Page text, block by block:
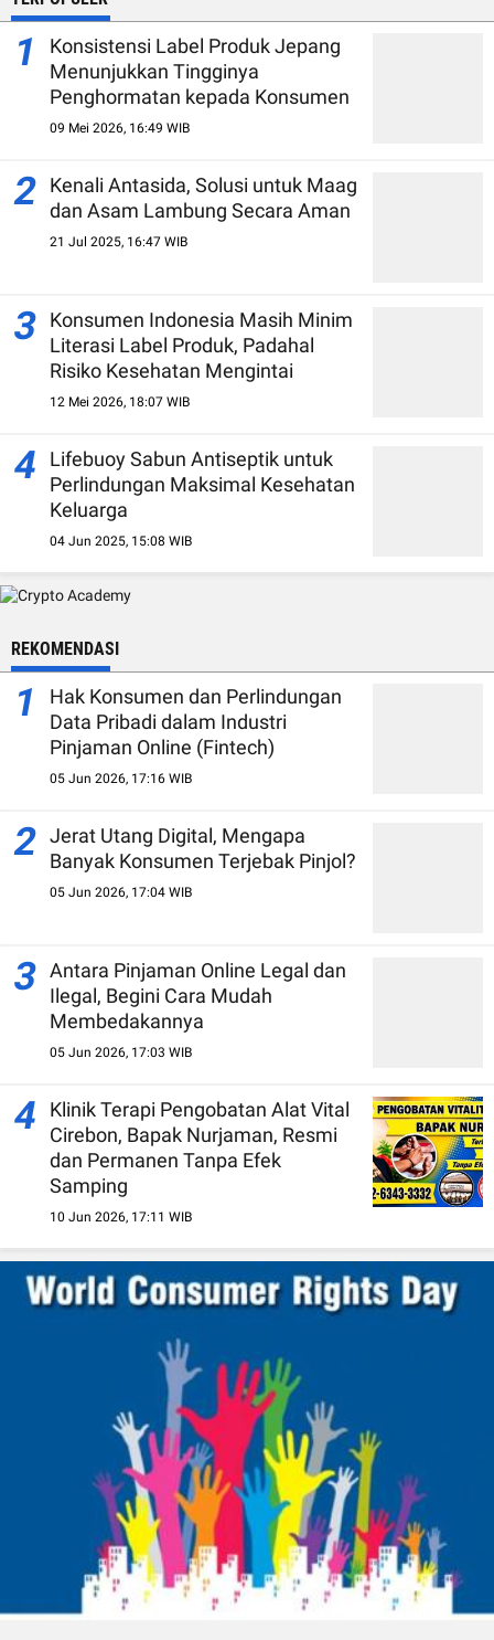
1
Konsistensi Label Produk Jepang
Menunjukkan Tingginya
Penghormatan kepada Konsumen
09 Mei 2026, 16:49 WIB
2
Kenali Antasida, Solusi untuk Maag
dan Asam Lambung Secara Aman
21 Jul 2025, 16:47 WIB
3
Konsumen Indonesia Masih Minim
Literasi Label Produk, Padahal
Risiko Kesehatan Mengintai
12 Mei 2026, 18:07 WIB
4
Lifebuoy Sabun Antiseptik untuk
Perlindungan Maksimal Kesehatan
Keluarga
04 Jun 2025, 15:08 WIB
REKOMENDASI
1
Hak Konsumen dan Perlindungan
Data Pribadi dalam Industri
Pinjaman Online (Fintech)
05 Jun 2026, 17:16 WIB
2 Jerat Utang Digital, Mengapa
Banyak Konsumen Terjebak Pinjol?
05 Jun 2026, 17:04 WIB
3 Antara Pinjaman Online Legal dan
Ilegal, Begini Cara Mudah
Membedakannya
05 Jun 2026, 17:03 WIB
4
Klinik Terapi Pengobatan Alat Vital
Cirebon, Bapak Nurjaman, Resmi
dan Permanen Tanpa Efek
Samping
10 Jun 2026, 17:11 WIB